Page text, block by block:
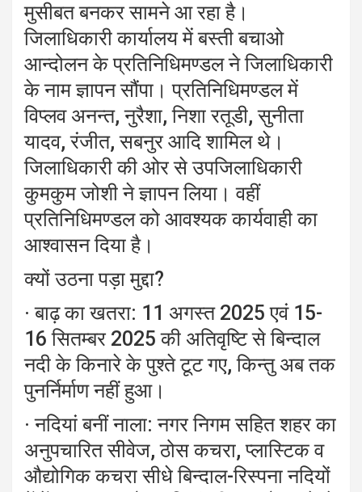
मुसीबत बनकर सामने आ रहा है।
जिलाधिकारी कार्यालय में बस्ती बचाओ
आन्दोलन के प्रतिनिधिमण्डल ने जिलाधिकारी
के नाम ज्ञापन सौंपा। प्रतिनिधिमण्डल में
विप्लव अनन्त, नुरैशा, निशा रतूडी, सुनीता
यादव, रंजीत, सबनुर आदि शामिल थे।
जिलाधिकारी की ओर से उपजिलाधिकारी
कुमकुम जोशी ने ज्ञापन लिया। वहीं
प्रतिनिधिमण्डल को आवश्यक कार्यवाही का
आश्वासन दिया है।
क्यों उठना पड़ा मुद्दा?
· बाढ़ का खतरा: 11 अगस्त 2025 एवं 15-
16 सितम्बर 2025 की अतिवृष्टि से बिन्दाल
नदी के किनारे के पुश्ते टूट गए, किन्तु अब तक
पुनर्निर्माण नहीं हुआ।
· नदियां बनीं नाला: नगर निगम सहित शहर का
अनुपचारित सीवेज, ठोस कचरा, प्लास्टिक व
औद्योगिक कचरा सीधे बिन्दाल-रिस्पना नदियों